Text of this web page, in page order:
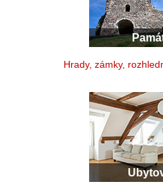
Hrady, zámky,